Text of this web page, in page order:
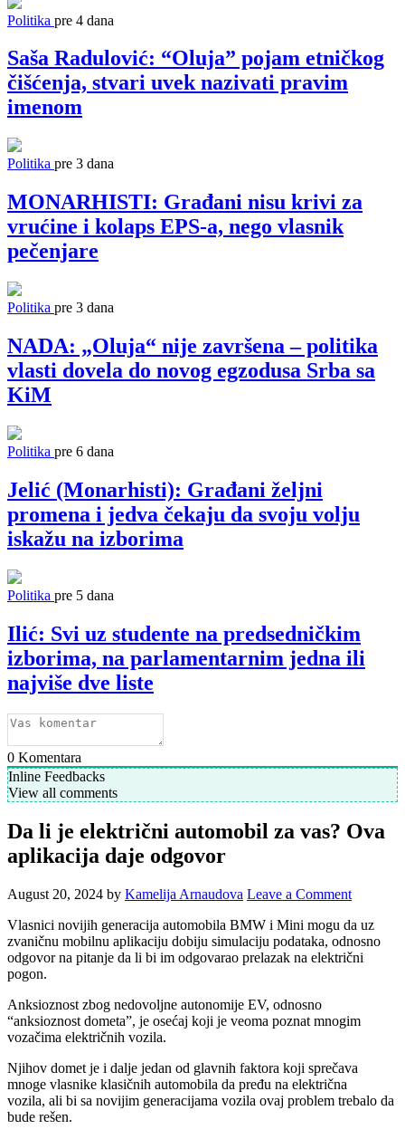
Politika pre 4 dana
Saša Radulović: “Oluja” pojam etničkog
čišćenja, stvari uvek nazivati pravim
imenom
Politika pre 3 dana
MONARHISTI: Građani nisu krivi za
vrućine i kolaps EPS-a, nego vlasnik
pečenjare
Politika pre 3 dana
NADA: „Oluja“ nije završena – politika
vlasti dovela do novog egzodusa Srba sa
KiM
Politika pre 6 dana
Jelić (Monarhisti): Građani željni
promena i jedva čekaju da svoju volju
iskažu na izborima
Politika pre 5 dana
Ilić: Svi uz studente na predsedničkim
izborima, na parlamentarnim jedna ili
najviše dve liste
0 Komentara
Inline Feedbacks
View all comments
Da li je električni automobil za vas? Ova
aplikacija daje odgovor
August 20, 2024 by Kamelija Arnaudova Leave a Comment
Vlasnici novijih generacija automobila BMW i Mini mogu da uz
zvaničnu mobilnu aplikaciju dobiju simulaciju podataka, odnosno
odgovor na pitanje da li bi im odgovarao prelazak na električni
pogon.
Anksioznost zbog nedovoljne autonomije EV, odnosno
“anksioznost dometa”, je osećaj koji je veoma poznat mnogim
vozačima električnih vozila.
Njihov domet je i dalje jedan od glavnih faktora koji sprečava
mnoge vlasnike klasičnih automobila da pređu na električna
vozila, ali bi sa novijim generacijama vozila ovaj problem trebalo da
bude rešen.